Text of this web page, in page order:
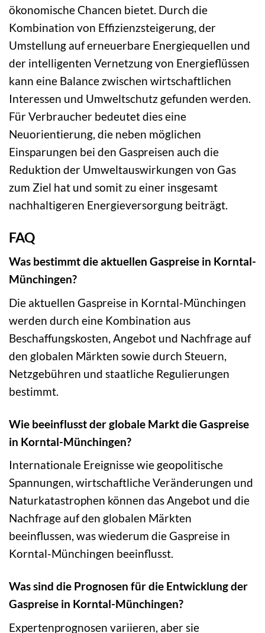
ökonomische Chancen bietet. Durch die
Kombination von Effizienzsteigerung, der
Umstellung auf erneuerbare Energiequellen und
der intelligenten Vernetzung von Energieflüssen
kann eine Balance zwischen wirtschaftlichen
Interessen und Umweltschutz gefunden werden.
Für Verbraucher bedeutet dies eine
Neuorientierung, die neben möglichen
Einsparungen bei den Gaspreisen auch die
Reduktion der Umweltauswirkungen von Gas
zum Ziel hat und somit zu einer insgesamt
nachhaltigeren Energieversorgung beiträgt.
FAQ
Was bestimmt die aktuellen Gaspreise in Korntal-
Münchingen?
Die aktuellen Gaspreise in Korntal-Münchingen
werden durch eine Kombination aus
Beschaffungskosten, Angebot und Nachfrage auf
den globalen Märkten sowie durch Steuern,
Netzgebühren und staatliche Regulierungen
bestimmt.
Wie beeinflusst der globale Markt die Gaspreise
in Korntal-Münchingen?
Internationale Ereignisse wie geopolitische
Spannungen, wirtschaftliche Veränderungen und
Naturkatastrophen können das Angebot und die
Nachfrage auf den globalen Märkten
beeinflussen, was wiederum die Gaspreise in
Korntal-Münchingen beeinflusst.
Was sind die Prognosen für die Entwicklung der
Gaspreise in Korntal-Münchingen?
Expertenprognosen variieren, aber sie